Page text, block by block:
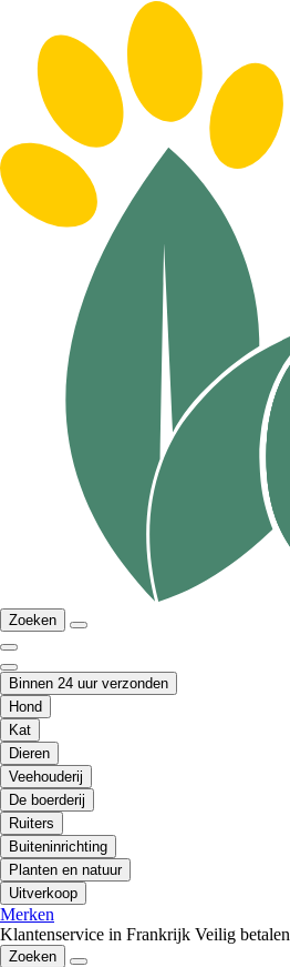
Zoeken
Binnen 24 uur verzonden
Hond
Kat
Dieren
Veehouderij
De boerderij
Ruiters
Buiteninrichting
Planten en natuur
Uitverkoop
Merken
Klantenservice in Frankrijk Veilig betalen
Zoeken